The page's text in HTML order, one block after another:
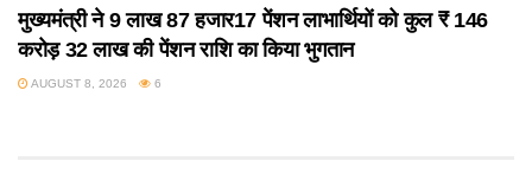
मुख्यमंत्री ने 9 लाख 87 हजार17 पेंशन लाभार्थियों को कुल ₹ 146
करोड़ 32 लाख की पेंशन राशि का किया भुगतान
AUGUST 8, 2026 6